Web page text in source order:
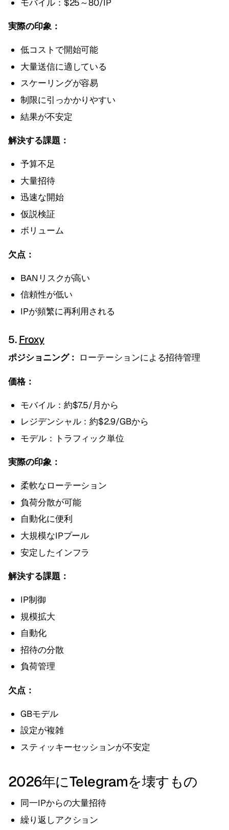
モバイル：$25～80/IP
実際の印象：
低コストで開始可能
大量送信に適している
スケーリングが容易
制限に引っかかりやすい
結果が不安定
解決する課題：
予算不足
大量招待
迅速な開始
仮説検証
ボリューム
欠点：
BANリスクが高い
信頼性が低い
IPが頻繁に再利用される
5.Froxy
ポジショニング： ローテーションによる招待管理
価格：
モバイル：約$7.5/月から
レジデンシャル：約$2.9/GBから
モデル：トラフィック単位
実際の印象：
柔軟なローテーション
負荷分散が可能
自動化に便利
大規模なIPプール
安定したインフラ
解決する課題：
IP制御
規模拡大
自動化
招待の分散
負荷管理
欠点：
GBモデル
設定が複雑
スティッキーセッションが不安定
2026年にTelegramを壊すもの
同一IPからの大量招待
繰り返しアクション